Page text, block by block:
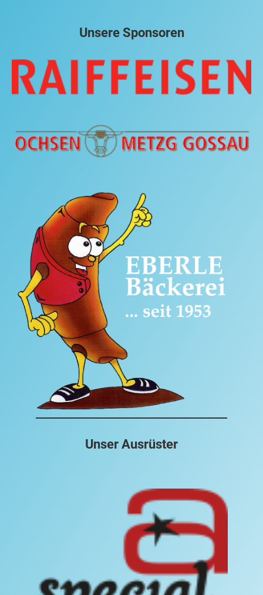
Unsere Sponsoren
Unser Ausrüster